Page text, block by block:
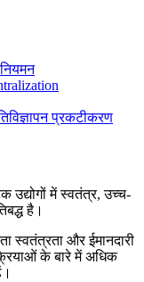
विज्ञापन प्रकटीकरण
उद्योगों में स्वतंत्र, उच्च-
है।
स्वतंत्रता और ईमानदारी
के बारे में अधिक